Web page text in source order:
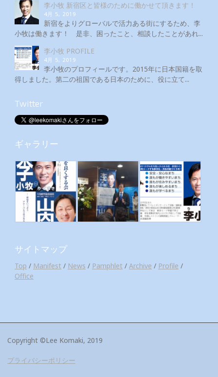
李小牧 新宿区と皆様のために働かせて頂きます！
4月 5, 2019
新宿をよりグローバルで活力ある街にするため、李
小牧は働きます！ 是非、困ったこと、相談したことがあれ...
李小牧 PROFILE
4月 5, 2019
李小牧のプロフィールです。2015年に日本国籍を取
得しました。第二の祖国である日本のために、役に立て...
Twitter
ギャラリー
サイトマップ
Top / Manifest / News / Pamphlet / Archive / Profile /
Office
Copyright ©Lee Komaki, 2019
プライバシーポリシー